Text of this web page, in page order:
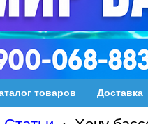
товаров Доставка